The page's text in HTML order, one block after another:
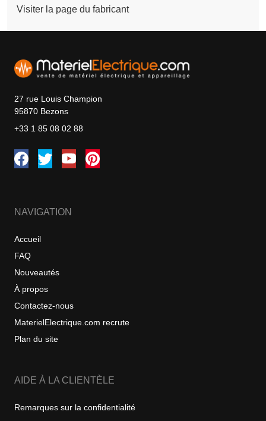
Visiter la page du fabricant
27 rue Louis Champion
95870 Bezons
+33 1 85 08 02 88
NAVIGATION
Accueil
FAQ
Nouveautés
À propos
Contactez-nous
MaterielElectrique.com recrute
Plan du site
AIDE À LA CLIENTÈLE
Remarques sur la confidentialité